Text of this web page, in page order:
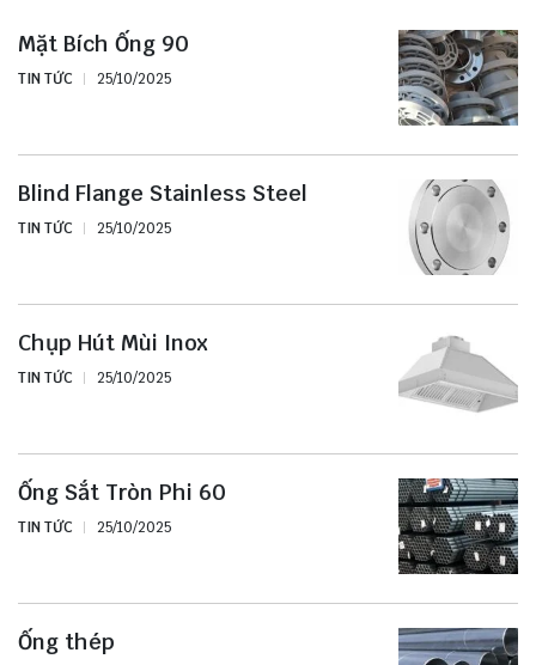
Mặt Bích Ống 90
TIN TỨC 25/10/2025
Blind Flange Stainless Steel
TIN TỨC 25/10/2025
Chụp Hút Mùi Inox
TIN TỨC 25/10/2025
Ống Sắt Tròn Phi 60
TIN TỨC 25/10/2025
Ống thép